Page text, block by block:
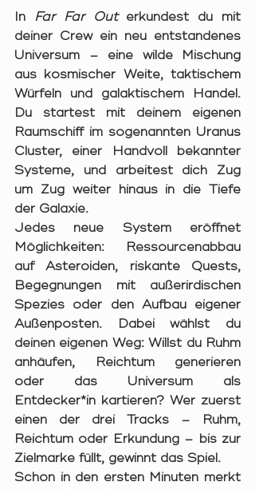
In Far Far Out erkundest du mit
deiner Crew ein neu entstandenes
Universum – eine wilde Mischung
aus kosmischer Weite, taktischem
Würfeln und galaktischem Handel.
Du startest mit deinem eigenen
Raumschiff im sogenannten Uranus
Cluster, einer Handvoll bekannter
Systeme, und arbeitest dich Zug
um Zug weiter hinaus in die Tiefe
der Galaxie.
Jedes neue System eröffnet
Möglichkeiten: Ressourcenabbau
auf Asteroiden, riskante Quests,
Begegnungen mit außerirdischen
Spezies oder den Aufbau eigener
Außenposten. Dabei wählst du
deinen eigenen Weg: Willst du Ruhm
anhäufen, Reichtum generieren
oder das Universum als
Entdecker*in kartieren? Wer zuerst
einen der drei Tracks – Ruhm,
Reichtum oder Erkundung – bis zur
Zielmarke füllt, gewinnt das Spiel.
Schon in den ersten Minuten merkt